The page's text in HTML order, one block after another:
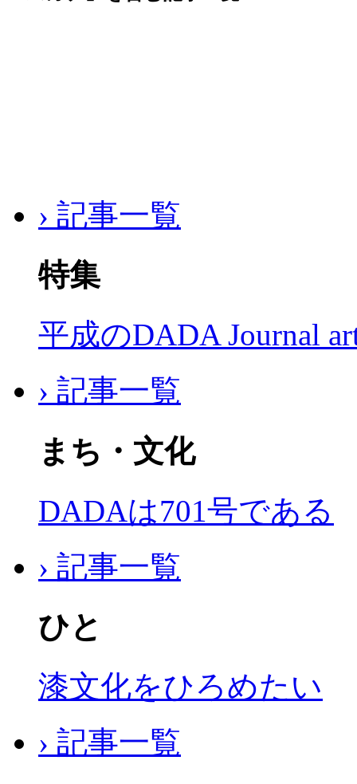
› 記事一覧
特集
平成のDADA Journal
› 記事一覧
まち・文化
DADAは701号である
› 記事一覧
ひと
漆文化をひろめたい
› 記事一覧